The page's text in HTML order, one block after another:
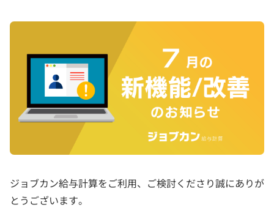
ジョブカン給与計算をご利用、ご検討くださり誠にありが
とうございます。